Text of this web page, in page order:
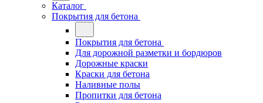
Каталог
Покрытия для бетона
Покрытия для бетона
Для дорожной разметки и бордюров
Дорожные краски
Краски для бетона
Наливные полы
Пропитки для бетона